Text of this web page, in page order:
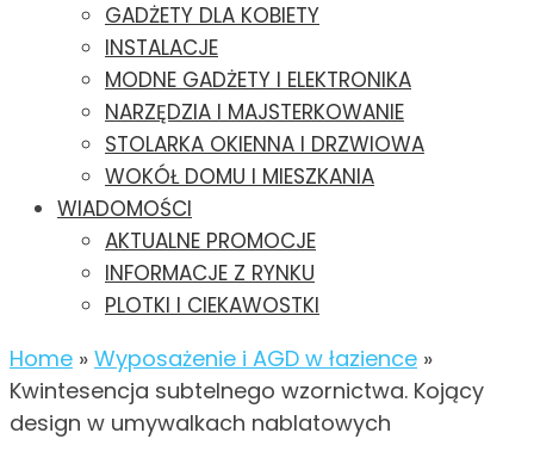
GADŻETY DLA KOBIETY
INSTALACJE
MODNE GADŻETY I ELEKTRONIKA
NARZĘDZIA I MAJSTERKOWANIE
STOLARKA OKIENNA I DRZWIOWA
WOKÓŁ DOMU I MIESZKANIA
WIADOMOŚCI
AKTUALNE PROMOCJE
INFORMACJE Z RYNKU
PLOTKI I CIEKAWOSTKI
Home » Wyposażenie i AGD w łazience »
Kwintesencja subtelnego wzornictwa. Kojący
design w umywalkach nablatowych